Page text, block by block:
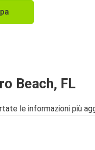
Beach, FL
le informazioni più